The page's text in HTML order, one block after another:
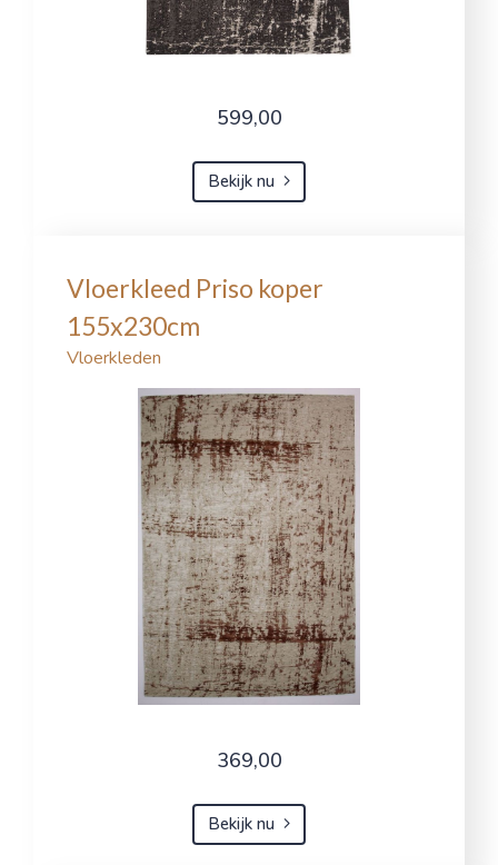
599,00
Bekijk nu
Vloerkleed Priso koper
155x230cm
Vloerkleden
369,00
Bekijk nu